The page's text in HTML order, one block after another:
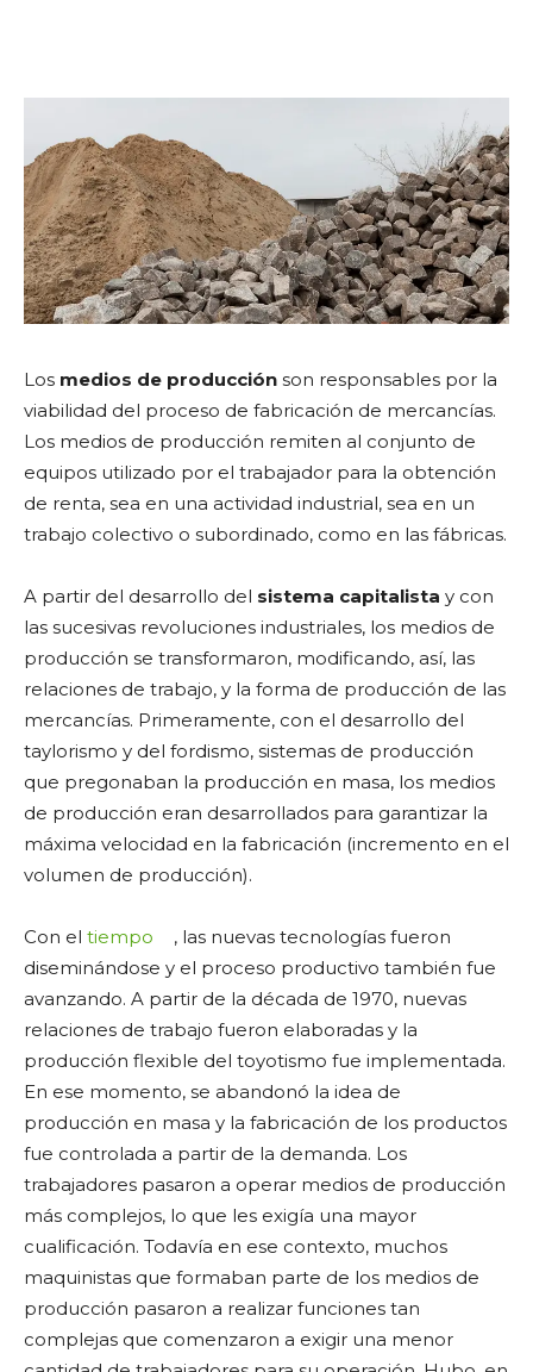
Los medios de producción son responsables por la
viabilidad del proceso de fabricación de mercancías.
Los medios de producción remiten al conjunto de
equipos utilizado por el trabajador para la obtención
de renta, sea en una actividad industrial, sea en un
trabajo colectivo o subordinado, como en las fábricas.
A partir del desarrollo del sistema capitalista y con
las sucesivas revoluciones industriales, los medios de
producción se transformaron, modificando, así, las
relaciones de trabajo, y la forma de producción de las
mercancías. Primeramente, con el desarrollo del
taylorismo y del fordismo, sistemas de producción
que pregonaban la producción en masa, los medios
de producción eran desarrollados para garantizar la
máxima velocidad en la fabricación (incremento en el
volumen de producción).
Con el tiempo
, las nuevas tecnologías fueron
diseminándose y el proceso productivo también fue
avanzando. A partir de la década de 1970, nuevas
relaciones de trabajo fueron elaboradas y la
producción flexible del toyotismo fue implementada.
En ese momento, se abandonó la idea de
producción en masa y la fabricación de los productos
fue controlada a partir de la demanda. Los
trabajadores pasaron a operar medios de producción
más complejos, lo que les exigía una mayor
cualificación. Todavía en ese contexto, muchos
maquinistas que formaban parte de los medios de
producción pasaron a realizar funciones tan
complejas que comenzaron a exigir una menor